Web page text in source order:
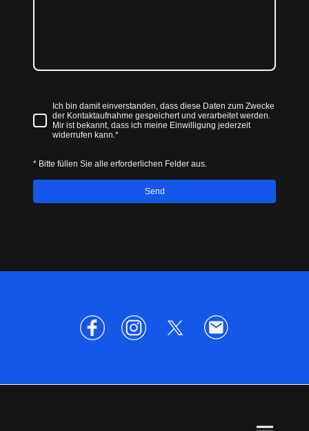
Ich bin damit einverstanden, dass diese Daten zum Zwecke
der Kontaktaufnahme gespeichert und verarbeitet werden.
Mir ist bekannt, dass ich meine Einwilligung jederzeit
widerrufen kann.*
* Bitte füllen Sie alle erforderlichen Felder aus.
Send